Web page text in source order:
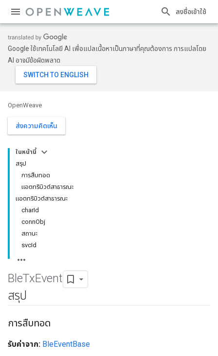
ลงชื่อเข้าใช้
Google ใช้เทคโนโลยี AI เพื่อแปลเนื้อหาเป็นภาษาที่คุณต้องการ การแปลโดย
AI อาจมีข้อผิดพลาด
OpenWeave
ส่งความคิดเห็น
ในหน้านี้
สรุป
การสืบทอด
แอตทริบิวต์สาธารณะ
แอตทริบิวต์สาธารณะ
charId
connObj
สถานะ
svcId
BleTxEvent
สรุป
การสืบทอด
รับค่าจาก: BleEventBase